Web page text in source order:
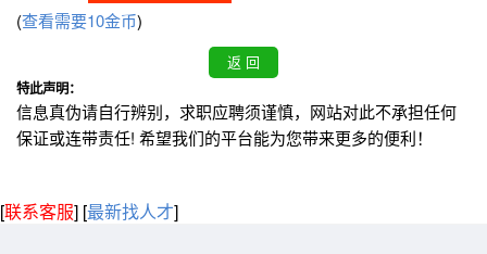
(查看需要10金币)
特此声明：
信息真伪请自行辨别，求职应聘须谨慎，网站对此不承担任何
保证或连带责任! 希望我们的平台能为您带来更多的便利！
[联系客服] [最新找人才]